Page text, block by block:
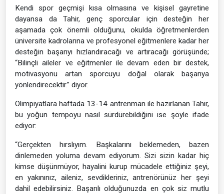
Kendi spor geçmişi kısa olmasına ve kişisel gayretine
dayansa da Tahir, genç sporcular için desteğin her
aşamada çok önemli olduğunu, okulda öğretmenlerden
üniversite kadrolarına ve profesyonel eğitmenlere kadar her
desteğin başarıyı hızlandıracağı ve artıracağı görüşünde;
“Bilinçli aileler ve eğitmenler ile devam eden bir destek,
motivasyonu artan sporcuyu doğal olarak başarıya
yönlendirecektir.” diyor.
Olimpiyatlara haftada 13-14 antrenman ile hazırlanan Tahir,
bu yoğun tempoyu nasıl sürdürebildiğini ise şöyle ifade
ediyor:
“Gerçekten hırslıyım. Başkalarını beklemeden, bazen
dinlemeden yoluma devam ediyorum. Sizi sizin kadar hiç
kimse düşünmüyor, hayalini kurup mücadele ettiğiniz şeyi,
en yakınınız, aileniz, sevdikleriniz, antrenörünüz her şeyi
dahil edebilirsiniz. Başarılı olduğunuzda en çok siz mutlu